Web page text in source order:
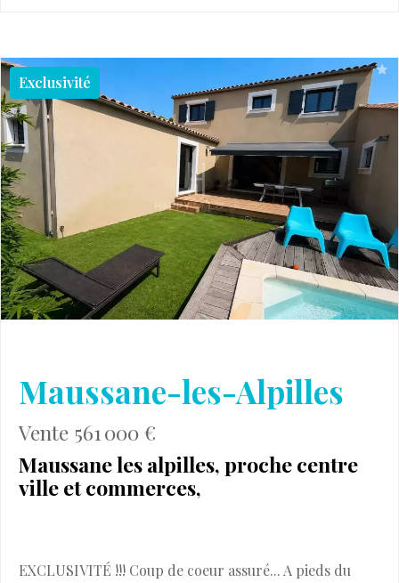
Exclusivité
Maussane-les-Alpilles
Vente 561 000 €
Maussane les alpilles, proche centre
ville et commerces,
EXCLUSIVITÉ !!! Coup de coeur assuré... A pieds du